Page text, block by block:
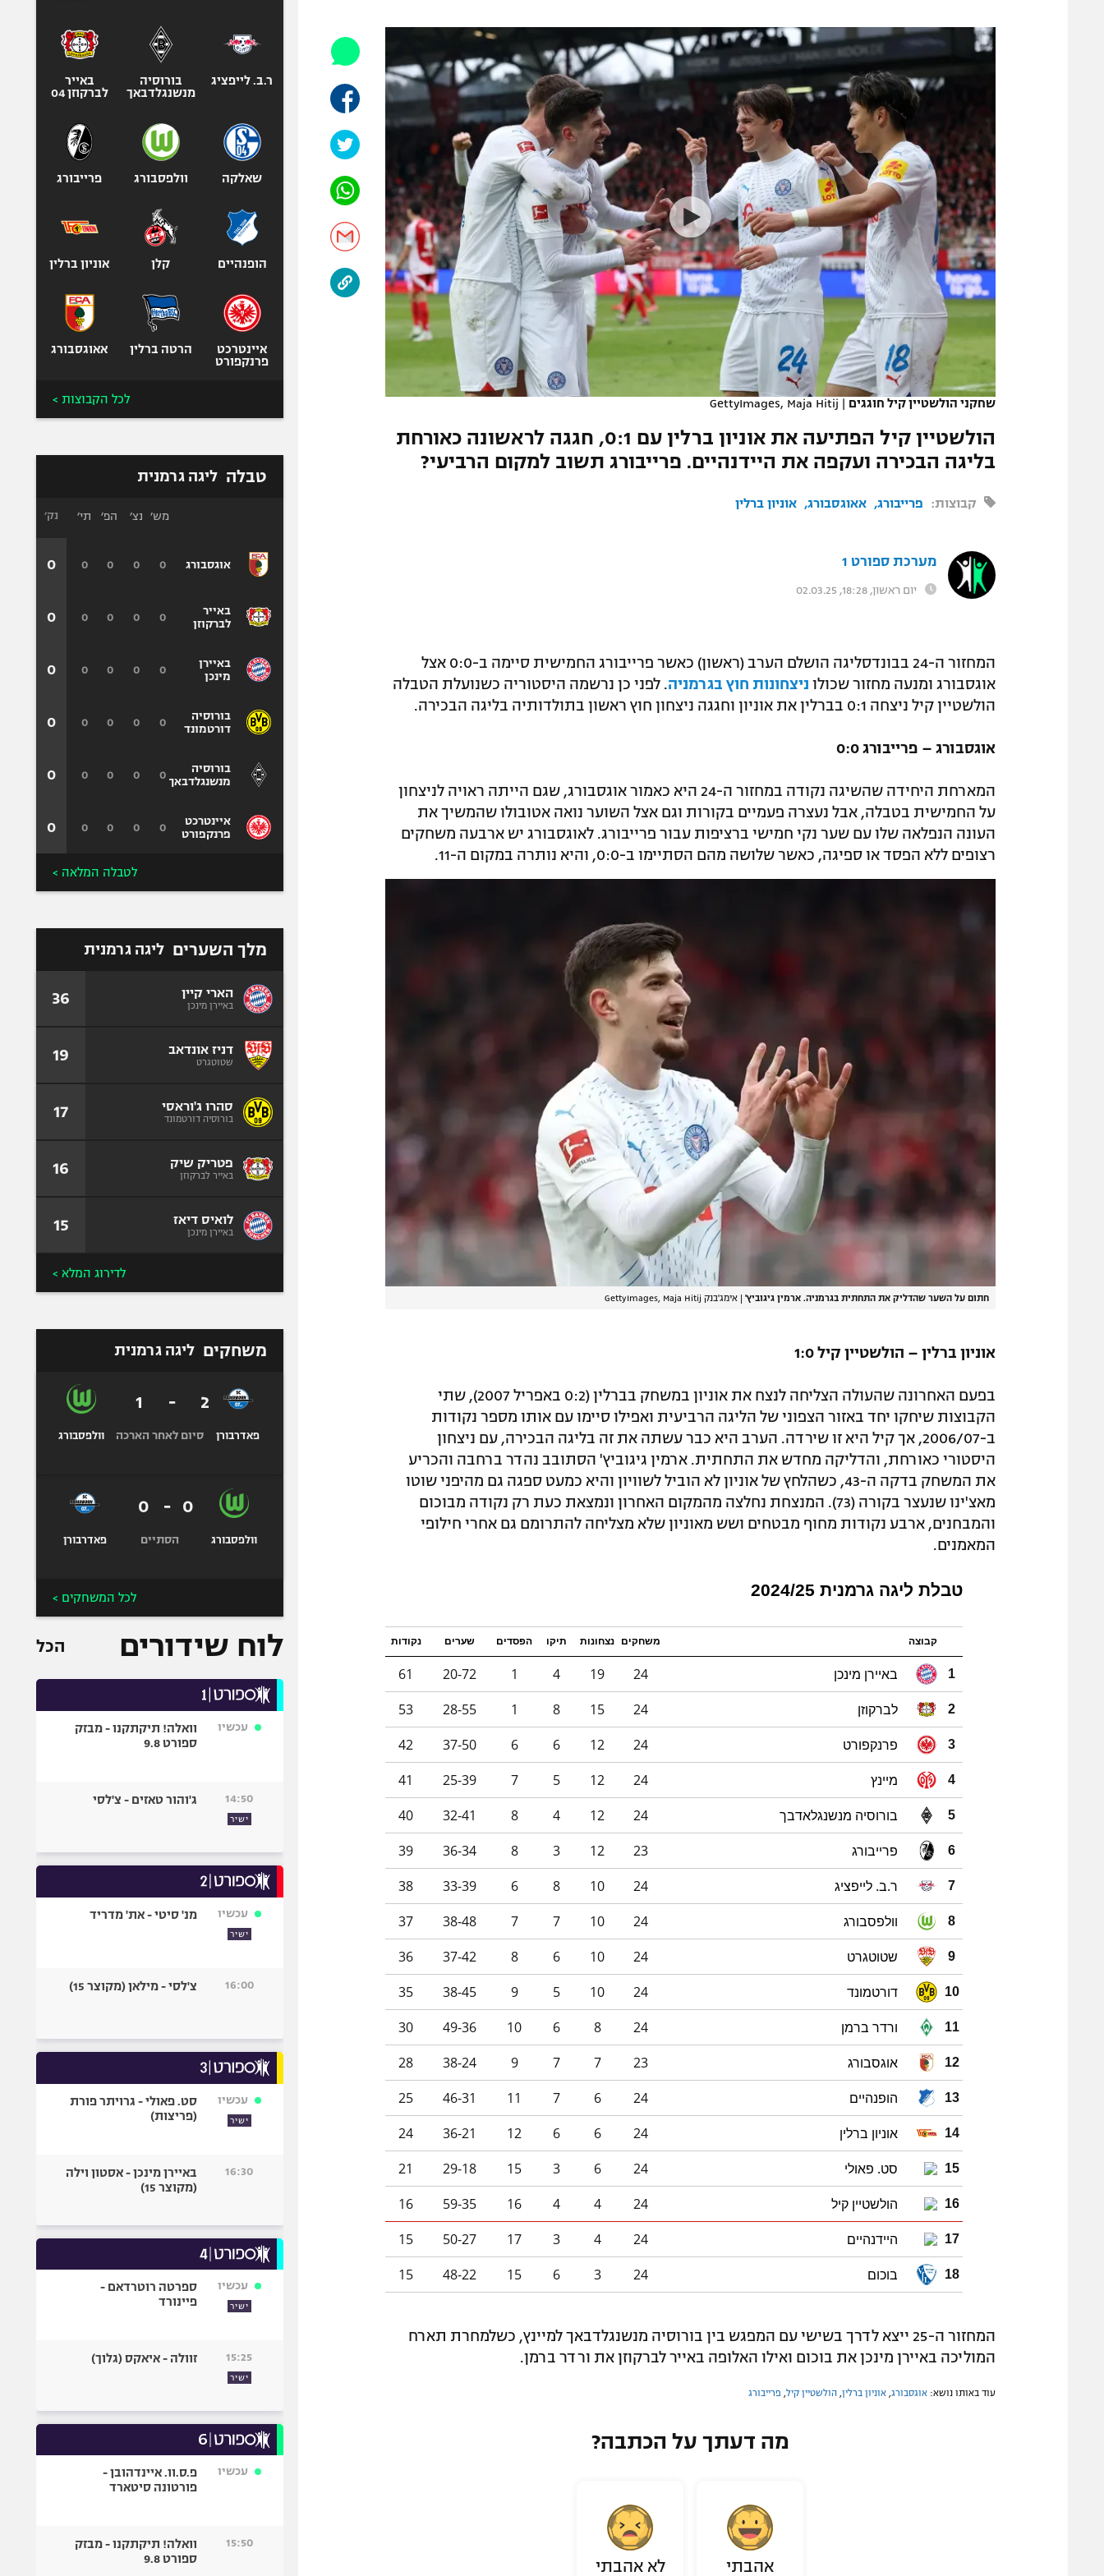
תקנון משתתפים וזוכים בפרסים
תקנון עבור פעילות אלקטרה
תקנון עבור פעילות ספורט 1 – "מרלן"
גיימינג E-Sports
תנאי שימוש
מדיניות פרטיות
תקנון פעילות ספורט 1
רשיון להקרנה פומבית לבית עסק
הצטרפות לחבילת הערוצים
לוח דרושים – ג'ובנט
הפועל תל אביב
הפועל חיפה
הפועל באר שבע
מכבי נתניה
בני יהודה
ליגה סינית
ליגה ברזילאית
ליגות נוספות
אופניים
ספורט מוטורי
כדורמים
פוטבול אמריקאי NFL
בייסבול MLB
ספורט אתגרי
גיימינג E-Sports
שחקני הולשטיין קיל חוגגים |
GettyImages, Maja Hitij
הולשטיין קיל הפתיעה את אוניון ברלין עם 0:1, חגגה לראשונה כאורחת
בליגה הבכירה ועקפה את היידנהיים. פרייבורג תשוב למקום הרביעי?
קבוצות: פרייבורג אאוגסבורג אוניון ברלין
מערכת ספורט 1
יום ראשון, 18:28, 02.03.25
המחזור ה-24 בבונדסליגה הושלם הערב (ראשון) כאשר פרייבורג החמישית סיימה ב-0:0 אצל
אוגסבורג ומנעה מחזור שכולו ניצחונות חוץ בגרמניה. לפני כן נרשמה היסטוריה כשנועלת הטבלה
הולשטיין קיל ניצחה 0:1 בברלין את אוניון וחגגה ניצחון חוץ ראשון בתולדותיה בליגה הבכירה.
אוגסבורג – פרייבורג 0:0
המארחת היחידה שהשיגה נקודה במחזור ה-24 היא כאמור אוגסבורג, שגם הייתה ראויה לניצחון
על החמישית בטבלה, אבל נעצרה פעמיים בקורות וגם אצל השוער נואה אטובולו שהמשיך את
העונה הנפלאה שלו עם שער נקי חמישי ברציפות עבור פרייבורג. לאוגסבורג יש ארבעה משחקים
רצופים ללא הפסד או ספיגה, כאשר שלושה מהם הסתיימו ב-0:0, והיא נותרה במקום ה-11.
חתום על השער שהדליק את התחתית בגרמניה. ארמין גיגוביץ' | אימג'בנק GettyImages, Maja Hitij
אוניון ברלין – הולשטיין קיל 1:0
בפעם האחרונה שהעולה הצליחה לנצח את אוניון במשחק בברלין (0:2 באפריל 2007), שתי
הקבוצות שיחקו יחד באזור הצפוני של הליגה הרביעית ואפילו סיימו עם אותו מספר נקודות
ב-2006/07, אך קיל היא זו שירדה. הערב היא כבר עשתה את זה בליגה הבכירה, עם ניצחון
היסטורי כאורחת, והדליקה מחדש את התחתית. ארמין גיגוביץ' הסתובב נהדר ברחבה והכריע
את המשחק בדקה ה-43, כשהלחץ של אוניון לא הוביל לשוויון והיא כמעט ספגה גם מהיפני שוטו
מאצ'ינו שנעצר בקורה (73). המנצחת נחלצה מהמקום האחרון ונמצאת כעת רק נקודה מבוכום
והמבחנים, ארבע נקודות מחוף מבטחים ושש מאוניון שלא מצליחה להתרומם גם אחרי חילופי
המאמנים.
טבלת ליגה גרמנית 2024/25
קבוצה משחקים נצחונות תיקו הפסדים שערים נקודות
1 באיירן מינכן 24
19
4
1
20-72
61
2 לברקוזן 24
15
8
1
28-55
53
3 פרנקפורט 24
12
6
6
37-50
42
4 מיינץ 24
12
5
7
25-39
41
5 בורוסיה מנשנגלאדבך 24
12
4
8
32-41
40
6 פרייבורג 23
12
3
8
36-34
39
7 ר.ב. לייפציג 24
10
8
6
33-39
38
8 וולפסבורג 24
10
7
7
38-48
37
9 שטוטגרט 24
10
6
8
37-42
36
10 דורטמונד 24
10
5
9
38-45
35
11 ורדר ברמן 24
8
6
10
49-36
30
12 אוגסבורג 23
7
7
9
38-24
28
13 הופנהיים 24
6
7
11
46-31
25
14 אוניון ברלין 24
6
6
12
36-21
24
15 סט. פאולי 24
6
3
15
29-18
21
16 הולשטיין קיל 24
4
4
16
59-35
16
17 היידנהיים 24
4
3
17
50-27
15
18 בוכום 24
3
6
15
48-22
15
המחזור ה-25 ייצא לדרך בשישי עם המפגש בין בורוסיה מנשנגלדבאך למיינץ, כשלמחרת תארח
המוליכה באיירן מינכן את בוכום ואילו האלופה באייר לברקוזן את ורדר ברמן.
עוד באותו נושא: אוגסבורג אוניון ברלין הולשטיין קיל פרייבורג
מה דעתך על הכתבה?
אהבתי לא אהבתי
ר.ב. לייפציג
בורוסיה
מנשנגלדבאך
באייר
לברקוזן 04
שאלקה וולפסבורג פרייבורג
הופנהיים קלן אוניון ברלין
איינטרכט
פרנקפורט
הרטה ברלין אאוגסבורג
לכל הקבוצות >
טבלה ליגה גרמנית
אוגסבורג
באייר
לברקוזן
באיירן
מינכן
בורוסיה
דורטמונד
בורוסיה
מנשנגלדבאך
איינטרכט
פרנקפורט
מש׳ נצ׳ הפ׳ תי׳
0
0
0
0
0
0
0
0
0
0
0
0
0
0
0
0
0
0
0
0
0
0
0
0
נק׳
0
0
0
0
0
0
לטבלה המלאה >
מלך השערים ליגה גרמנית
הארי קיין
באיירן מינכן 36
דניז אונדאב
שטוטגרט 19
סהרו ג'וראסי
בורוסיה דורטמונד 17
פטריק שיק
באייר לברקוזן 16
לואיס דיאז
באיירן מינכן 15
לדירוג המלא >
משחקים ליגה גרמנית
פאדרבורן
2
-
1
סיום לאחר הארכה וולפסבורג
וולפסבורג
0
-
0
הסתיים פאדרבורן
לכל המשחקים >
לוח שידורים הכל
עכשיו
וואלה! תיקתקנו - מבזק
ספורט 9.8
14:50
ישיר
ג'והור טאזים - צ'לסי
עכשיו
ישיר
מנ' סיטי - את' מדריד
16:00 צ'לסי - מילאן (מקוצר 15)
עכשיו
ישיר
סט. פאולי - גרויתר פורת
(פריצות)
16:30
באיירן מינכן - אסטון וילה
(מקוצר 15)
עכשיו
ישיר
ספרטה רוטרדאם -
פיינורד
15:25
ישיר
זוולה - איאקס (גלוך)
עכשיו
פ.ס.וו. איינדהובן -
פורטונה סיטארד
15:50
וואלה! תיקתקנו - מבזק
ספורט 9.8